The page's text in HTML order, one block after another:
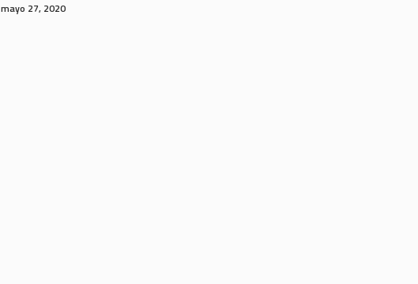
mayo 27, 2020